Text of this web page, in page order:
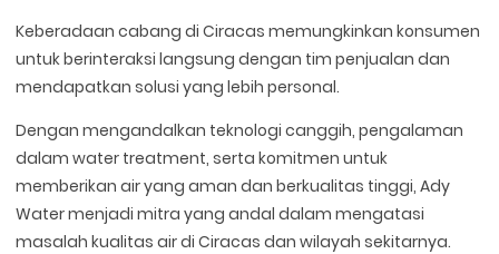
Keberadaan cabang di Ciracas memungkinkan konsumen
untuk berinteraksi langsung dengan tim penjualan dan
mendapatkan solusi yang lebih personal.
Dengan mengandalkan teknologi canggih, pengalaman
dalam water treatment, serta komitmen untuk
memberikan air yang aman dan berkualitas tinggi, Ady
Water menjadi mitra yang andal dalam mengatasi
masalah kualitas air di Ciracas dan wilayah sekitarnya.